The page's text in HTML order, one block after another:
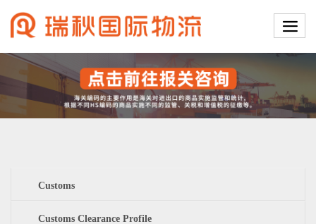
Customs
Customs Clearance Profile